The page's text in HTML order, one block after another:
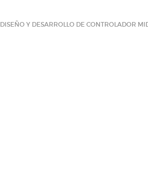
DISEÑO Y DESARROLLO DE CONTROLADOR